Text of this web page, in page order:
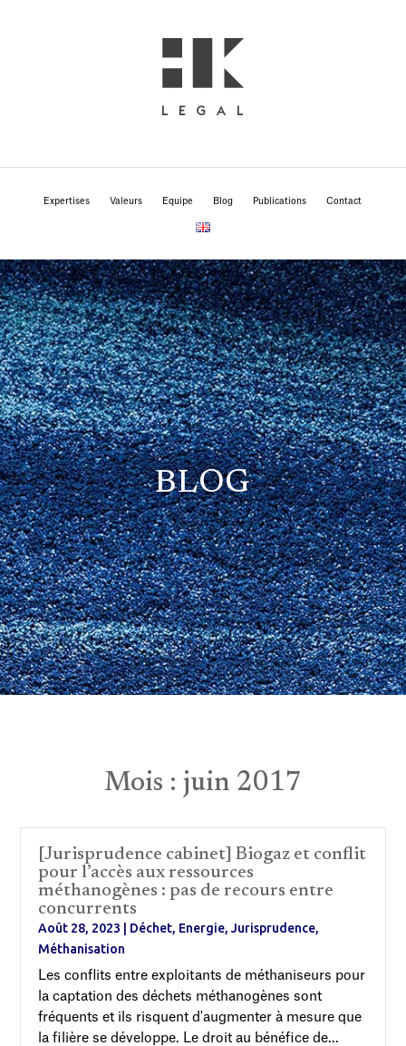
Expertises Valeurs Equipe Blog Publications Contact
BLOG
Mois : juin 2017
[Jurisprudence cabinet] Biogaz et conflit
pour l’accès aux ressources
méthanogènes : pas de recours entre
concurrents
Août 28, 2023 Déchet, Energie,Jurisprudence,
Méthanisation
Les conflits entre exploitants de méthaniseurs pour
la captation des déchets méthanogènes sont
fréquents et ils risquent d'augmenter à mesure que
la filière se développe. Le droit au bénéfice de...